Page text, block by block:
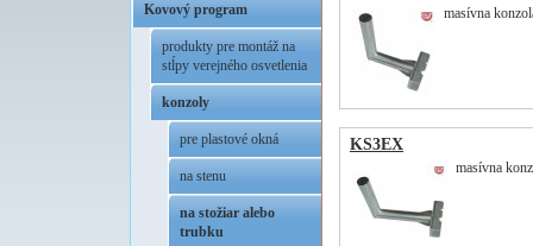
Kovový program
produkty pre montáž na
stĺpy verejného osvetlenia
konzoly
pre plastové okná
na stenu
na stožiar alebo
trubku
masívna
KS3EX
masívna